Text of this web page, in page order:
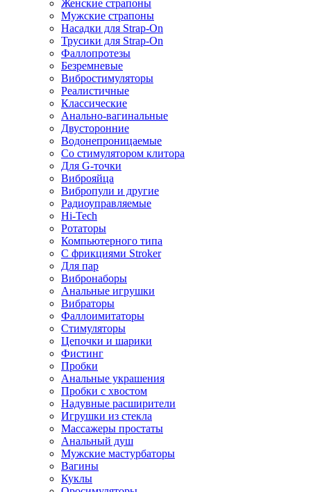
Женские страпоны
Мужские страпоны
Насадки для Strap-On
Трусики для Strap-On
Фаллопротезы
Безремневые
Вибростимуляторы
Реалистичные
Классические
Анально-вагинальные
Двусторонние
Водонепроницаемые
Со стимулятором клитора
Для G-точки
Виброяйца
Вибропули и другие
Радиоуправляемые
Hi-Tech
Ротаторы
Компьютерного типа
С фрикциями Stroker
Для пар
Вибронаборы
Анальные игрушки
Вибраторы
Фаллоимитаторы
Стимуляторы
Цепочки и шарики
Фистинг
Пробки
Анальные украшения
Пробки с хвостом
Надувные расширители
Игрушки из стекла
Массажеры простаты
Анальный душ
Мужские мастурбаторы
Вагины
Куклы